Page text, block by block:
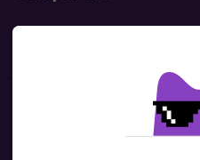
Linkuri utile